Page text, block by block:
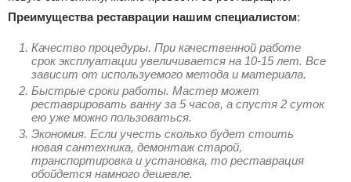
Преимущества реставрации нашим специалистом:
Качество процедуры. При качественной работе
срок эксплуатации увеличивается на 10-15 лет. Все
зависит от используемого метода и материала.
Быстрые сроки работы. Мастер может
реставрировать ванну за 5 часов, а спустя 2 суток
ею уже можно пользоваться.
Экономия. Если учесть сколько будет стоить
новая сантехника, демонтаж старой,
транспортировка и установка, то реставрация
обойдется намного дешевле.